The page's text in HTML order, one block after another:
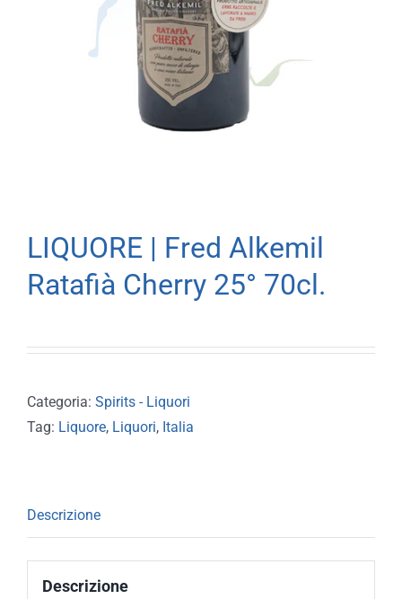
LIQUORE | Fred Alkemil
Ratafià Cherry 25° 70cl.
Categoria: Spirits - Liquori
Tag: Liquore, Liquori, Italia
Descrizione
Descrizione